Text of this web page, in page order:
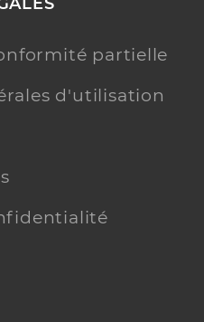
partielle
d'utilisation